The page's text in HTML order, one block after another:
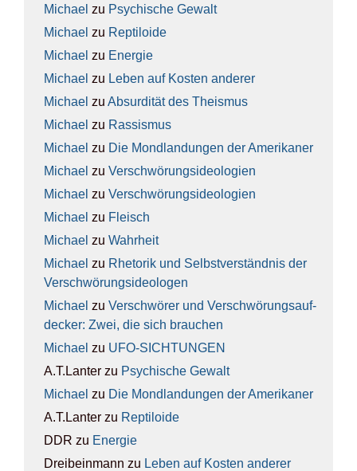
Michael zu Psy­chi­sche Gewalt
Michael zu Rep­ti­lo­ide
Michael zu Ener­gie
Michael zu Leben auf Kos­ten ande­rer
Michael zu Absur­di­tät des The­is­mus
Michael zu Ras­sis­mus
Michael zu Die Mond­lan­dun­gen der Ame­ri­ka­ner
Michael zu Ver­schwö­rungs­ideo­lo­gien
Michael zu Ver­schwö­rungs­ideo­lo­gien
Michael zu Fleisch
Michael zu Wahr­heit
Michael zu Rhe­to­rik und Selbst­ver­ständ­nis der
Ver­schwö­rungs­ideo­lo­gen
Michael zu Ver­schwö­rer und Ver­schwö­rungs­auf­
de­cker: Zwei, die sich brau­chen
Michael zu UFO-SICH­TUN­GEN
A.T.Lanter zu Psy­chi­sche Gewalt
Michael zu Die Mond­lan­dun­gen der Ame­ri­ka­ner
A.T.Lanter zu Rep­ti­lo­ide
DDR zu Ener­gie
Dreibeinmann zu Leben auf Kos­ten ande­rer